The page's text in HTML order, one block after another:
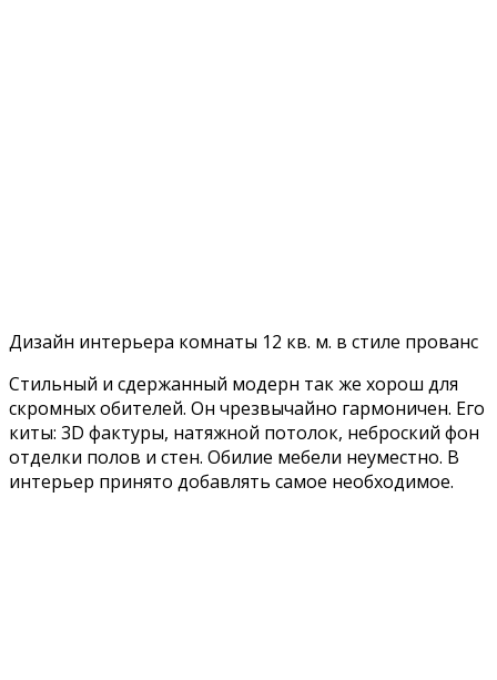
Дизайн интерьера комнаты 12 кв. м. в стиле прованс
Стильный и сдержанный модерн так же хорош для
скромных обителей. Он чрезвычайно гармоничен. Его
киты: 3D фактуры, натяжной потолок, неброский фон
отделки полов и стен. Обилие мебели неуместно. В
интерьер принято добавлять самое необходимое.